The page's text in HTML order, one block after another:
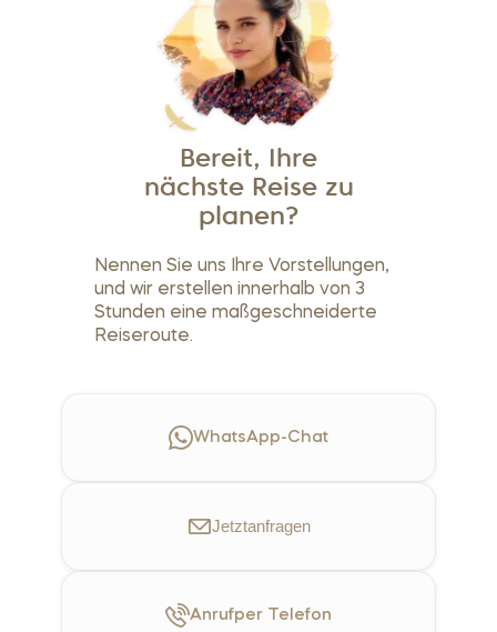
Bereit, Ihre
nächste Reise zu
planen?
Nennen Sie uns Ihre Vorstellungen,
und wir erstellen innerhalb von 3
Stunden eine maßgeschneiderte
Reiseroute.
WhatsApp-Chat
Jetztanfragen
Anrufper Telefon